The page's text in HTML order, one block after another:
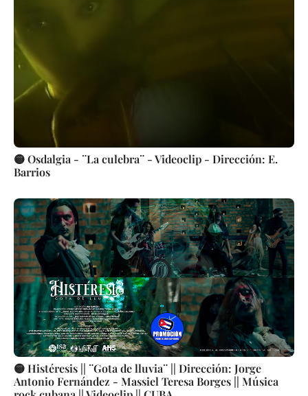
🟡 Osdalgia - ¨La culebra¨ - Videoclip - Dirección: E.
Barrios
🟡 Histéresis || ¨Gota de lluvia¨ || Dirección: Jorge
Antonio Fernández - Massiel Teresa Borges || Música